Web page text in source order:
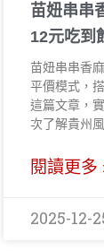
苗妞串串
12元吃到
苗妞串串香
平價模式，
這篇文章，
次了解貴州
閱讀更多
2025-12-